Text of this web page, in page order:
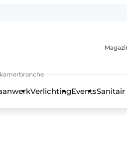
in de keuken-, woon-, en
VerlichtingEventsSanitair